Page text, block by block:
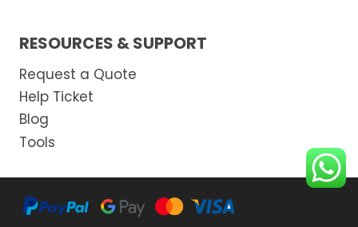
RESOURCES & SUPPORT
Request a Quote
Help Ticket
Blog
Tools